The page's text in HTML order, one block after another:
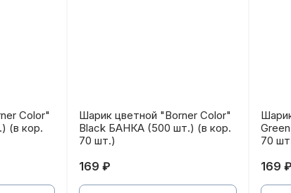
(в кор. 70 шт.)
Color" Red БАНКА (500 шт.) (в кор. 70 шт.)
Color"
(в кор.
Шарик цветной "Borner Color"
Шарик цветной "Borner Color"
Black БАНКА (500 шт.) (в кор.
70 шт.)
169 ₽
70
169 ₽